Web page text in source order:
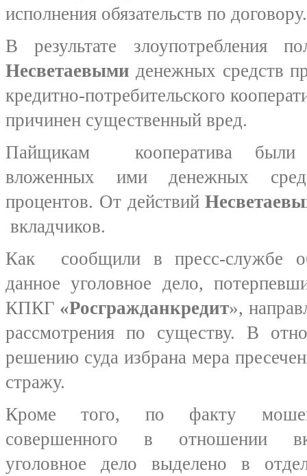
исполнения обязательств по договору.
В результате злоупотребления
Несветаевымиденежных средств
кредитно-потребительского
причинен существенный вред.
Пайщикам кооператива были
вложенных ими денежных
процентов. От действий
вкладчиков.
Как сообщили в пресс-службе
данное уголовное дело,
КПКГ «Росгражданкредит»,
рассмотрения по существу. В
решению суда избрана мера
стражу.
Кроме того, по факту
совершенного в отношении
уголовное дело выделено в